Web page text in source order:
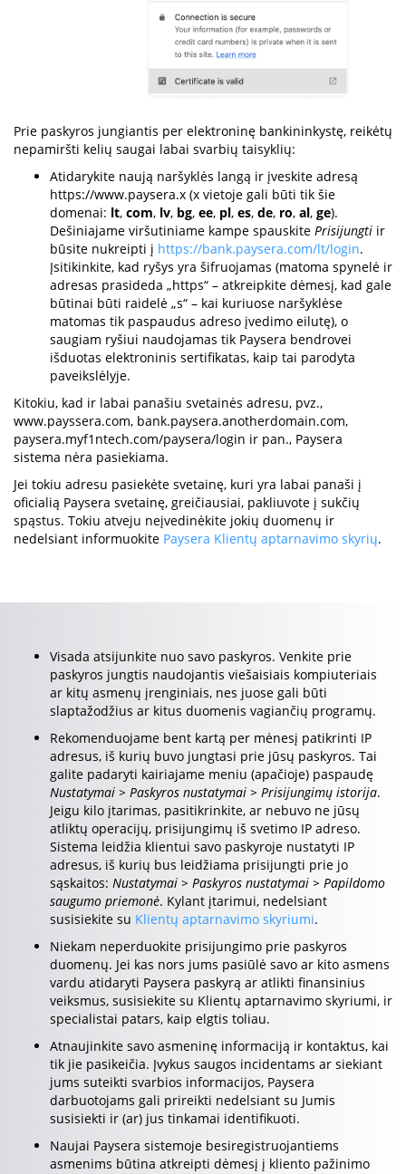
Prie paskyros jungiantis per elektroninę bankininkystę, reikėtų
nepamiršti kelių saugai labai svarbių taisyklių:
Atidarykite naują naršyklės langą ir įveskite adresą
https://www.paysera.x (x vietoje gali būti tik šie
domenai: lt, com, lv, bg, ee, pl, es, de, ro, al, ge).
Dešiniajame viršutiniame kampe spauskite Prisijungti ir
būsite nukreipti į https://bank.paysera.com/lt/login.
Įsitikinkite, kad ryšys yra šifruojamas (matoma spynelė ir
adresas prasideda „https“ – atkreipkite dėmesį, kad gale
būtinai būti raidelė „s“ – kai kuriuose naršyklėse
matomas tik paspaudus adreso įvedimo eilutę), o
saugiam ryšiui naudojamas tik Paysera bendrovei
išduotas elektroninis sertifikatas, kaip tai parodyta
paveikslėlyje.
Kitokiu, kad ir labai panašiu svetainės adresu, pvz.,
www.payssera.com, bank.paysera.anotherdomain.com,
paysera.myf1ntech.com/paysera/login ir pan., Paysera
sistema nėra pasiekiama.
Jei tokiu adresu pasiekėte svetainę, kuri yra labai panaši į
oficialią Paysera svetainę, greičiausiai, pakliuvote į sukčių
spąstus. Tokiu atveju neįvedinėkite jokių duomenų ir
nedelsiant informuokite Paysera Klientų aptarnavimo skyrių.
Visada atsijunkite nuo savo paskyros. Venkite prie
paskyros jungtis naudojantis viešaisiais kompiuteriais
ar kitų asmenų įrenginiais, nes juose gali būti
slaptažodžius ar kitus duomenis vagiančių programų.
Rekomenduojame bent kartą per mėnesį patikrinti IP
adresus, iš kurių buvo jungtasi prie jūsų paskyros. Tai
galite padaryti kairiajame meniu (apačioje) paspaudę
Nustatymai > Paskyros nustatymai > Prisijungimų istorija.
Jeigu kilo įtarimas, pasitikrinkite, ar nebuvo ne jūsų
atliktų operacijų, prisijungimų iš svetimo IP adreso.
Sistema leidžia klientui savo paskyroje nustatyti IP
adresus, iš kurių bus leidžiama prisijungti prie jo
sąskaitos: Nustatymai > Paskyros nustatymai > Papildomo
saugumo priemonė. Kylant įtarimui, nedelsiant
susisiekite su Klientų aptarnavimo skyriumi.
Niekam neperduokite prisijungimo prie paskyros
duomenų. Jei kas nors jums pasiūlė savo ar kito asmens
vardu atidaryti Paysera paskyrą ar atlikti finansinius
veiksmus, susisiekite su Klientų aptarnavimo skyriumi, ir
specialistai patars, kaip elgtis toliau.
Atnaujinkite savo asmeninę informaciją ir kontaktus, kai
tik jie pasikeičia. Įvykus saugos incidentams ar siekiant
jums suteikti svarbios informacijos, Paysera
darbuotojams gali prireikti nedelsiant su Jumis
susisiekti ir (ar) jus tinkamai identifikuoti.
Naujai Paysera sistemoje besiregistruojantiems
asmenims būtina atkreipti dėmesį į kliento pažinimo